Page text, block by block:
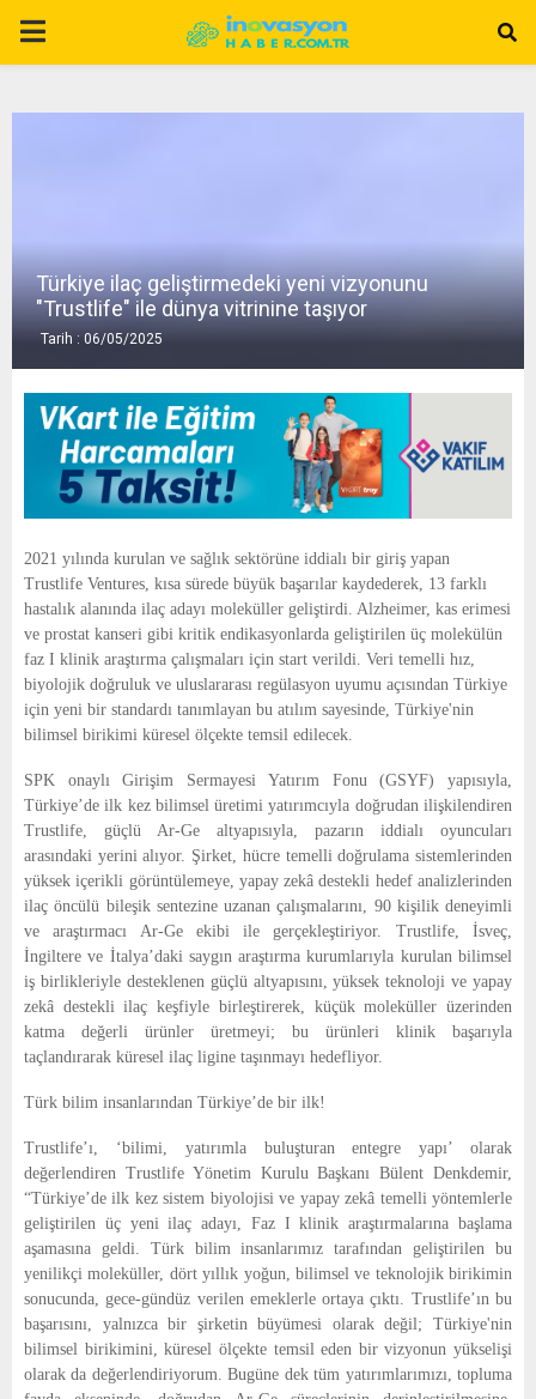
P
A
E
N
U
Türkiye ilaç geliştirmedeki yeni vizyonunu
"Trustlife" ile dünya vitrinine taşıyor
Tarih : 06/05/2025
2021 yılında kurulan ve sağlık sektörüne iddialı bir giriş yapan
Trustlife Ventures, kısa sürede büyük başarılar kaydederek, 13 farklı
hastalık alanında ilaç adayı moleküller geliştirdi. Alzheimer, kas erimesi
ve prostat kanseri gibi kritik endikasyonlarda geliştirilen üç molekülün
faz I klinik araştırma çalışmaları için start verildi. Veri temelli hız,
biyolojik doğruluk ve uluslararası regülasyon uyumu açısından Türkiye
için yeni bir standardı tanımlayan bu atılım sayesinde, Türkiye'nin
bilimsel birikimi küresel ölçekte temsil edilecek.
SPK onaylı Girişim Sermayesi Yatırım Fonu (GSYF) yapısıyla,
Türkiye’de ilk kez bilimsel üretimi yatırımcıyla doğrudan ilişkilendiren
Trustlife, güçlü Ar-Ge altyapısıyla, pazarın iddialı oyuncuları
arasındaki yerini alıyor. Şirket, hücre temelli doğrulama sistemlerinden
yüksek içerikli görüntülemeye, yapay zekâ destekli hedef analizlerinden
ilaç öncülü bileşik sentezine uzanan çalışmalarını, 90 kişilik deneyimli
ve araştırmacı Ar-Ge ekibi ile gerçekleştiriyor. Trustlife, İsveç,
İngiltere ve İtalya’daki saygın araştırma kurumlarıyla kurulan bilimsel
iş birlikleriyle desteklenen güçlü altyapısını, yüksek teknoloji ve yapay
zekâ destekli ilaç keşfiyle birleştirerek, küçük moleküller üzerinden
katma değerli ürünler üretmeyi; bu ürünleri klinik başarıyla
taçlandırarak küresel ilaç ligine taşınmayı hedefliyor.
Türk bilim insanlarından Türkiye’de bir ilk!
Trustlife’ı, ‘bilimi, yatırımla buluşturan entegre yapı’ olarak
değerlendiren Trustlife Yönetim Kurulu Başkanı Bülent Denkdemir,
“Türkiye’de ilk kez sistem biyolojisi ve yapay zekâ temelli yöntemlerle
geliştirilen üç yeni ilaç adayı, Faz I klinik araştırmalarına başlama
aşamasına geldi. Türk bilim insanlarımız tarafından geliştirilen bu
yenilikçi moleküller, dört yıllık yoğun, bilimsel ve teknolojik birikimin
sonucunda, gece-gündüz verilen emeklerle ortaya çıktı. Trustlife’ın bu
başarısını, yalnızca bir şirketin büyümesi olarak değil; Türkiye'nin
bilimsel birikimini, küresel ölçekte temsil eden bir vizyonun yükselişi
olarak da değerlendiriyorum. Bugüne dek tüm yatırımlarımızı, topluma